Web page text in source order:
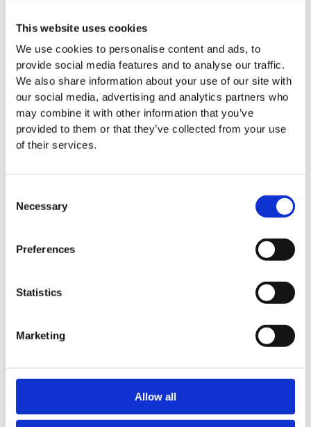
This website uses cookies
We use cookies to personalise content and ads, to
provide social media features and to analyse our traffic.
We also share information about your use of our site with
our social media, advertising and analytics partners who
may combine it with other information that you’ve
provided to them or that they’ve collected from your use
of their services.
Selection
Necessary
Preferences
Statistics
Marketing
Allow all
Sanitärhygiene
Schädlingsbekämpfung
Über Everest Export
Contact
Persönlicher Beratungsplan
Easy Clean Wischer
Easy Clean Aufbewahrungsbox aus Aluminium
Easy Clean Handwischer Mini Baumwolle mit Öl imprägniert
imprägniert
Easy Clean Abstellplatte